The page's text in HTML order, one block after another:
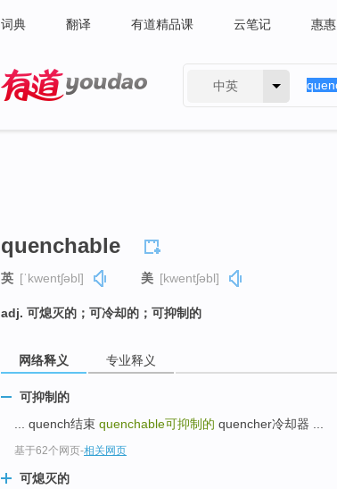
词典 翻译 有道精品课 云笔记 惠惠
中英
quenchable
英 [ˈkwentʃəbl] 美 [kwentʃəbl]
adj. 可熄灭的；可冷却的；可抑制的
网络释义 专业释义
可抑制的
... quench结束 quenchable可抑制的 quencher冷却器 ...
基于62个网页-相关网页
可熄灭的